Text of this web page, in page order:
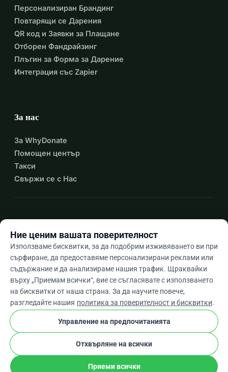
Персонализиран Брандинг
Повтарящи се Дарения
QR код и Заявки за Плащане
Отборен Фандрайзинг
Плъгин за Форма за Дарение
Интеграция със Zapier
За нас
За WhyDonate
Помощен център
Такси
Свържи се с Нас
Bgarrow_drop_down
★★★★★4,9 / 5 въз основа на 500+ отзива
WhyDonate
Общи условия
Настройки На Бисквитките
Създадено в Европа stripe check Проверен Партньор
Ние ценим вашата поверителност
Използваме бисквитки, за да подобрим изживяването ви при
сърфиране, да предоставяме персонализирани реклами или
съдържание и да анализираме нашия трафик. Щраквайки
върху „Приемам всички“, вие се съгласявате с използването
на бисквитки от наша страна. За да научите повече,
разгледайте нашия политика за поверителност и бисквитки.
Управление на предпочитанията
Отхвърляне на всички
Приеми всички